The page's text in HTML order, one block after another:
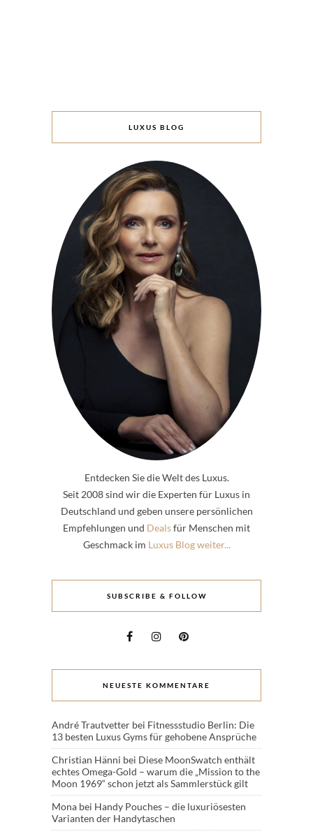
LUXUS BLOG
Entdecken Sie die Welt des Luxus.
Seit 2008 sind wir die Experten für Luxus in
Deutschland und geben unsere persönlichen
Empfehlungen und Dealsfür Menschen mit
Geschmack im Luxus Blog weiter...
SUBSCRIBE & FOLLOW
NEUESTE KOMMENTARE
André Trautvetter bei Fitnessstudio Berlin: Die
13 besten Luxus Gyms für gehobene Ansprüche
Christian Hänni bei Diese MoonSwatch enthält
echtes Omega-Gold – warum die „Mission to the
Moon 1969“ schon jetzt als Sammlerstück gilt
Mona bei Handy Pouches – die luxuriösesten
Varianten der Handytaschen